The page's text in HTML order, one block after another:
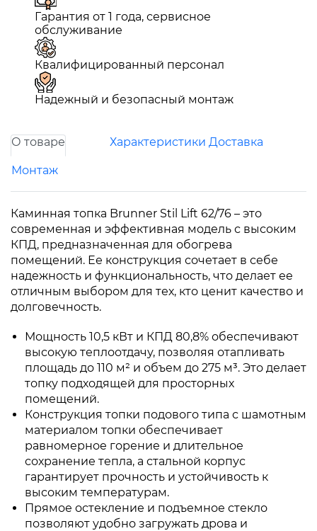
Гарантия от 1 года, сервисное
обслуживание
Квалифицированный персонал
Надежный и безопасный монтаж
О товаре Характеристики Доставка
Монтаж
Каминная топка Brunner Stil Lift 62/76 – это
современная и эффективная модель с высоким
КПД, предназначенная для обогрева
помещений. Ее конструкция сочетает в себе
надежность и функциональность, что делает ее
отличным выбором для тех, кто ценит качество и
долговечность.
Мощность 10,5 кВт и КПД 80,8% обеспечивают
высокую теплоотдачу, позволяя отапливать
площадь до 110 м² и объем до 275 м³. Это делает
топку подходящей для просторных
помещений.
Конструкция топки подового типа с шамотным
материалом топки обеспечивает
равномерное горение и длительное
сохранение тепла, а стальной корпус
гарантирует прочность и устойчивость к
высоким температурам.
Прямое остекление и подъемное стекло
позволяют удобно загружать дрова и